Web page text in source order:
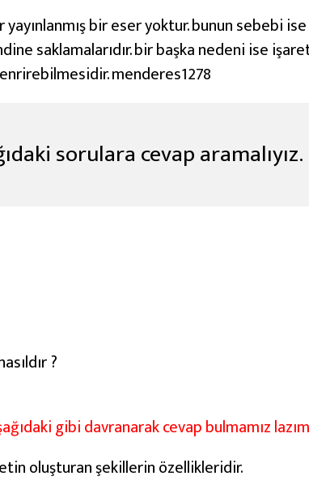
bir eser yoktur. bunun sebebi
saklamalarıdır. bir başka nedeni ise
menderes1278
sorulara cevap aramalıyız.
?
gibi davranarak cevap bulmamız
oluşturan şekillerin özellikleridir.